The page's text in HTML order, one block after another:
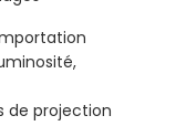
de projection